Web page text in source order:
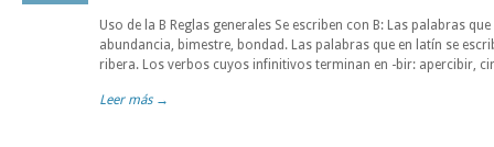
Uso de la B Reglas generales Se escriben con B: Las palabras
abundancia, bimestre, bondad. Las palabras que en latín se
ribera. Los verbos cuyos infinitivos terminan en -bir: apercibir,
Leer más →